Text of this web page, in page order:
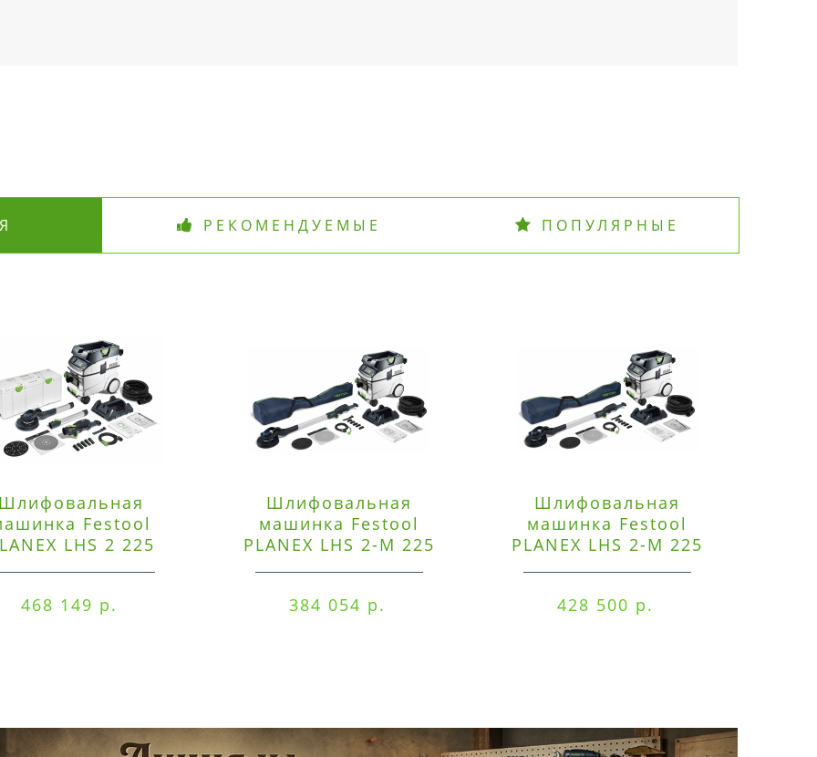
РЕКОМЕНДУЕМЫЕ ПОПУЛЯРНЫЕ
Festool
LHS 2 225
468 149 р.
Шлифовальная
машинка Festool
PLANEX LHS 2-M 225
384 054 р.
Шлифовальная
машинка Festool
PLANEX LHS 2-M 225
428 500 р.